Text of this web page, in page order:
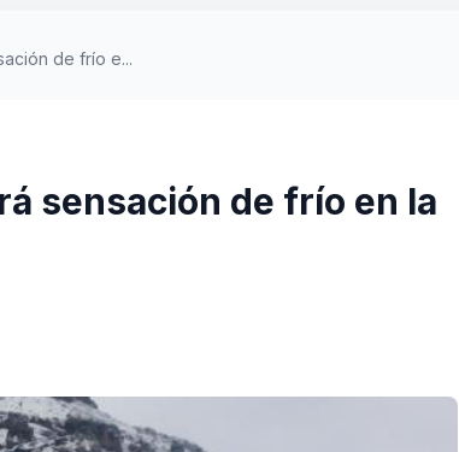
de frío e...
sensación de frío en la